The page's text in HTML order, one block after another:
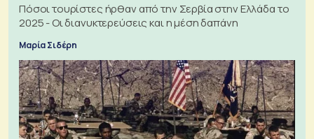
Πόσοι τουρίστες ήρθαν από την Σερβία στην Ελλάδα το
2025 - Οι διανυκτερεύσεις και η μέση δαπάνη
Μαρία Σιδέρη